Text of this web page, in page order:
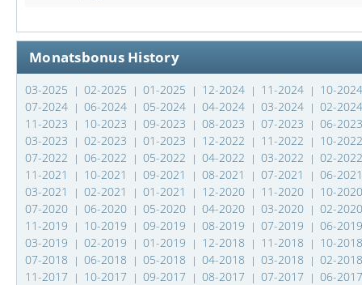
Monatsbonus History
03-2025 | 02-2025 | 01-2025 | 12-2024 | 11-2024 | 10-
07-2024 | 06-2024 | 05-2024 | 04-2024 | 03-2024 | 02-
11-2023
| 10-2023 | 09-2023 | 08-2023 | 07-2023 | 06-
03-2023
| 02-2023 | 01-2023 | 12-2022 | 11-2022 | 10-
07-2022
| 06-2022 | 05-2022 | 04-2022 | 03-2022 | 02-
11-2021
| 10-2021 | 09-2021 | 08-2021 | 07-2021 | 06-
03-2021
| 02-2021 | 01-2021 | 12-2020 | 11-2020 | 10-
07-2020 | 06-2020 | 05-2020 | 04-2020 | 03-2020 | 02-
11-2019
| 10-2019 | 09-2019 | 08-2019 | 07-2019 | 06-
03-2019
| 02-2019 | 01-2019 | 12-2018 | 11-2018 | 10-
07-2018
| 06-2018 | 05-2018 | 04-2018 | 03-2018 | 02-
11-2017 | 10-2017 | 09-2017 | 08-2017 | 07-2017 | 06-